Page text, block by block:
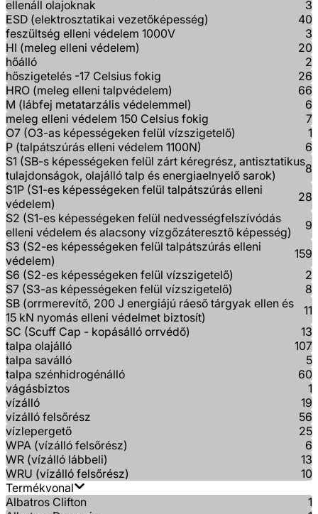
ellenáll olajoknak
3
ESD (elektrosztatikai vezetőképesség)
40
feszültség elleni védelem 1000V
3
HI (meleg elleni védelem)
20
hőálló
2
hőszigetelés -17 Celsius fokig
26
HRO (meleg elleni talpvédelem)
66
M (lábfej metatarzális védelemmel)
6
meleg elleni védelem 150 Celsius fokig
7
O7 (O3-as képességeken felül vízszigetelő)
1
P (talpátszúrás elleni védelem 1100N)
6
S1 (SB-s képességeken felül zárt kéregrész, antisztatikus
tulajdonságok, olajálló talp és energiaelnyelő sarok)
8
S1P (S1-es képességeken felül talpátszúrás elleni
védelem)
28
S2 (S1-es képességeken felül nedvességfelszívódás
elleni védelem és alacsony vízgőzáteresztő képesség)
9
S3 (S2-es képességeken felül talpátszúrás elleni
védelem)
159
S6 (S2-es képességeken felül vízszigetelő)
2
S7 (S3-as képességeken felül vízszigetelő)
8
SB (orrmerevítő, 200 J energiájú ráeső tárgyak ellen és
15 kN nyomás elleni védelmet biztosít)
11
SC (Scuff Cap - kopásálló orrvédő)
13
talpa olajálló
107
talpa saválló
5
talpa szénhidrogénálló
60
vágásbiztos
1
vízálló
19
vízálló felsőrész
56
vízlepergető
25
WPA (vízálló felsőrész)
6
WR (vízálló lábbeli)
13
WRU (vízálló felsőrész)
10
Termékvonal
Albatros Clifton
1